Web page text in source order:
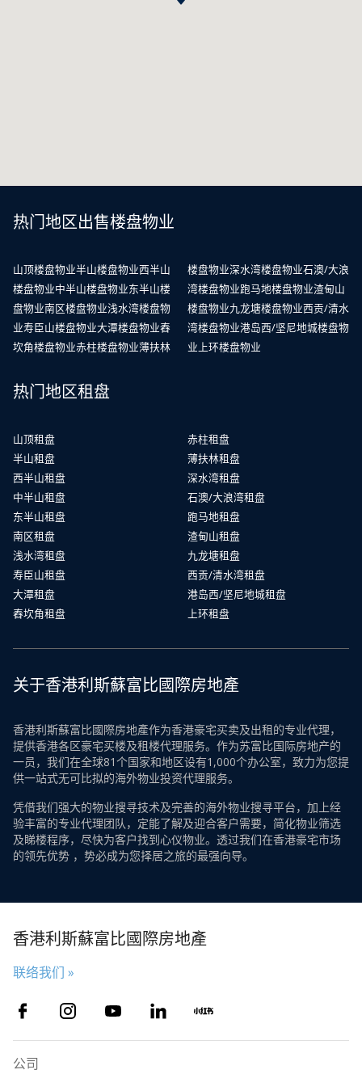
热门地区出售楼盘物业
山顶楼盘物业半山楼盘物业西半山
楼盘物业中半山楼盘物业东半山楼
盘物业南区楼盘物业浅水湾楼盘物
业寿臣山楼盘物业大潭楼盘物业舂
坎角楼盘物业赤柱楼盘物业薄扶林
楼盘物业深水湾楼盘物业石澳/大浪
湾楼盘物业跑马地楼盘物业渣甸山
楼盘物业九龙塘楼盘物业西贡/清水
湾楼盘物业港岛西/坚尼地城楼盘物
业 上环楼盘物业
热门地区租盘
山顶租盘
半山租盘
西半山租盘
中半山租盘
东半山租盘
南区租盘
浅水湾租盘
寿臣山租盘
大潭租盘
舂坎角租盘
赤柱租盘
薄扶林租盘
深水湾租盘
石澳/大浪湾租盘
跑马地租盘
渣甸山租盘
九龙塘租盘
西贡/清水湾租盘
港岛西/坚尼地城租盘
上环租盘
关于香港利斯蘇富比國際房地產
香港利斯蘇富比國際房地產作为香港豪宅买卖及出租的专业代理，
提供香港各区豪宅买楼及租楼代理服务。作为苏富比国际房地产的
一员，我们在全球81个国家和地区设有1,000个办公室，致力为您提
供一站式无可比拟的海外物业投资代理服务。
凭借我们强大的物业搜寻技术及完善的海外物业搜寻平台，加上经
验丰富的专业代理团队，定能了解及迎合客户需要，简化物业筛选
及睇楼程序，尽快为客户找到心仪物业。透过我们在香港豪宅市场
的领先优势 ，势必成为您择居之旅的最强向导。
香港利斯蘇富比國際房地產
联络我们 »
公司